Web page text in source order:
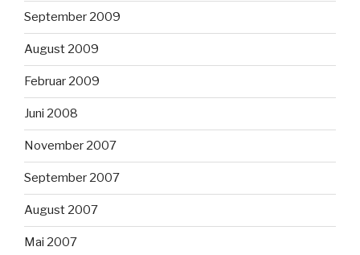
September 2009
August 2009
Februar 2009
Juni 2008
November 2007
September 2007
August 2007
Mai 2007